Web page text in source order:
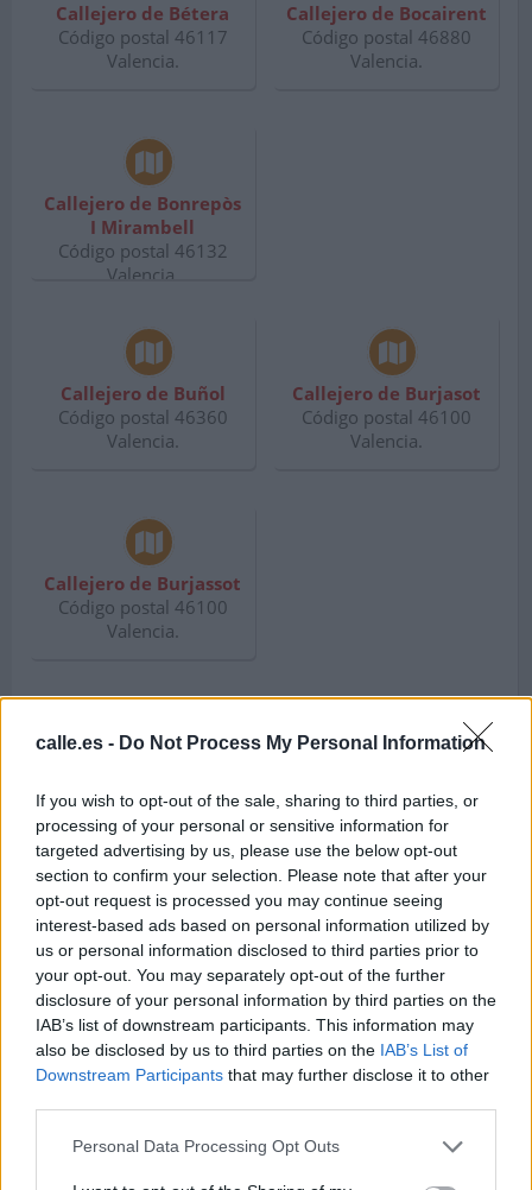
calle.es - Do Not Process My Personal Information
If you wish to opt-out of the sale, sharing to third parties, or
processing of your personal or sensitive information for
targeted advertising by us, please use the below opt-out
section to confirm your selection. Please note that after your
opt-out request is processed you may continue seeing
interest-based ads based on personal information utilized by
us or personal information disclosed to third parties prior to
your opt-out. You may separately opt-out of the further
disclosure of your personal information by third parties on the
IAB’s list of downstream participants. This information may
also be disclosed by us to third parties on the IAB’s List of
Downstream Participants that may further disclose it to other
Personal Data Processing Opt Outs
Callejero de Bétera
Código postal 46117
Valencia.
Callejero de Bocairent
Código postal 46880
Valencia.
Callejero de Bonrepòs
I Mirambell
Código postal 46132
Valencia.
Callejero de Buñol
Código postal 46360
Valencia.
Callejero de Burjasot
Código postal 46100
Valencia.
Callejero de Burjassot
Código postal 46100
Valencia.
Olivar
Código postal 46110
Valencia.
Campolivar
Código postal 46110
Valencia.
Callejero de Canet
d'en Berenguer
Código postal 46529
Valencia.
Callejero de
Callejero de